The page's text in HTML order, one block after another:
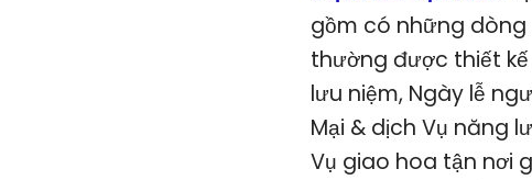
gồm có những dòng
thường được thiết
lưu niệm, Ngày lễ
Mại & dịch Vụ năng
Vụ giao hoa tận nơi